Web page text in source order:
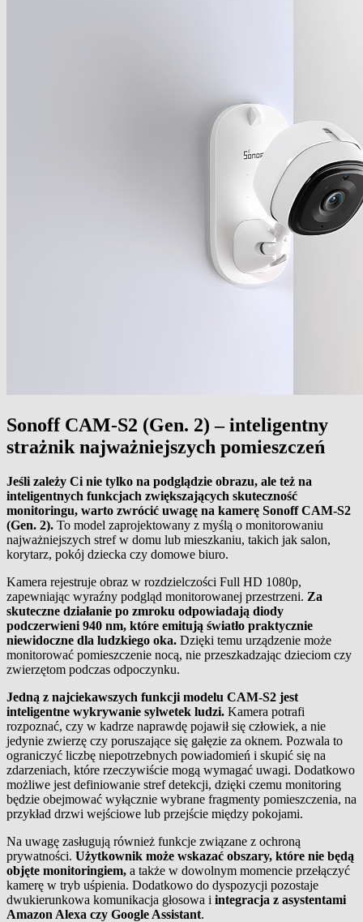
Sonoff CAM-S2 (Gen. 2) – inteligentny
strażnik najważniejszych pomieszczeń
Jeśli zależy Ci nie tylko na podglądzie obrazu, ale też na
inteligentnych funkcjach zwiększających skuteczność
monitoringu, warto zwrócić uwagę na kamerę Sonoff CAM-S2
(Gen. 2). To model zaprojektowany z myślą o monitorowaniu
najważniejszych stref w domu lub mieszkaniu, takich jak salon,
korytarz, pokój dziecka czy domowe biuro.
Kamera rejestruje obraz w rozdzielczości Full HD 1080p,
zapewniając wyraźny podgląd monitorowanej przestrzeni. Za
skuteczne działanie po zmroku odpowiadają diody
podczerwieni 940 nm, które emitują światło praktycznie
niewidoczne dla ludzkiego oka. Dzięki temu urządzenie może
monitorować pomieszczenie nocą, nie przeszkadzając dzieciom czy
zwierzętom podczas odpoczynku.
Jedną z najciekawszych funkcji modelu CAM-S2 jest
inteligentne wykrywanie sylwetek ludzi. Kamera potrafi
rozpoznać, czy w kadrze naprawdę pojawił się człowiek, a nie
jedynie zwierzę czy poruszające się gałęzie za oknem. Pozwala to
ograniczyć liczbę niepotrzebnych powiadomień i skupić się na
zdarzeniach, które rzeczywiście mogą wymagać uwagi. Dodatkowo
możliwe jest definiowanie stref detekcji, dzięki czemu monitoring
będzie obejmować wyłącznie wybrane fragmenty pomieszczenia, na
przykład drzwi wejściowe lub przejście między pokojami.
Na uwagę zasługują również funkcje związane z ochroną
prywatności. Użytkownik może wskazać obszary, które nie będą
objęte monitoringiem, a także w dowolnym momencie przełączyć
kamerę w tryb uśpienia. Dodatkowo do dyspozycji pozostaje
dwukierunkowa komunikacja głosowa i integracja z asystentami
Amazon Alexa czy Google Assistant.